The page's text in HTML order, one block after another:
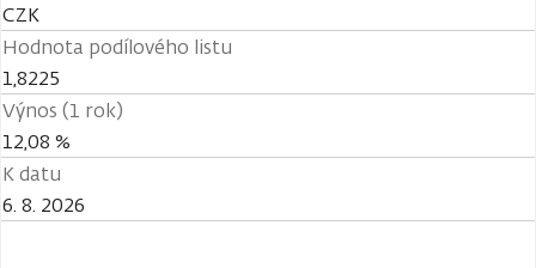
CZK
Hodnota podílového listu
1,8225
Výnos (1 rok)
12,08 %
K datu
6. 8. 2026